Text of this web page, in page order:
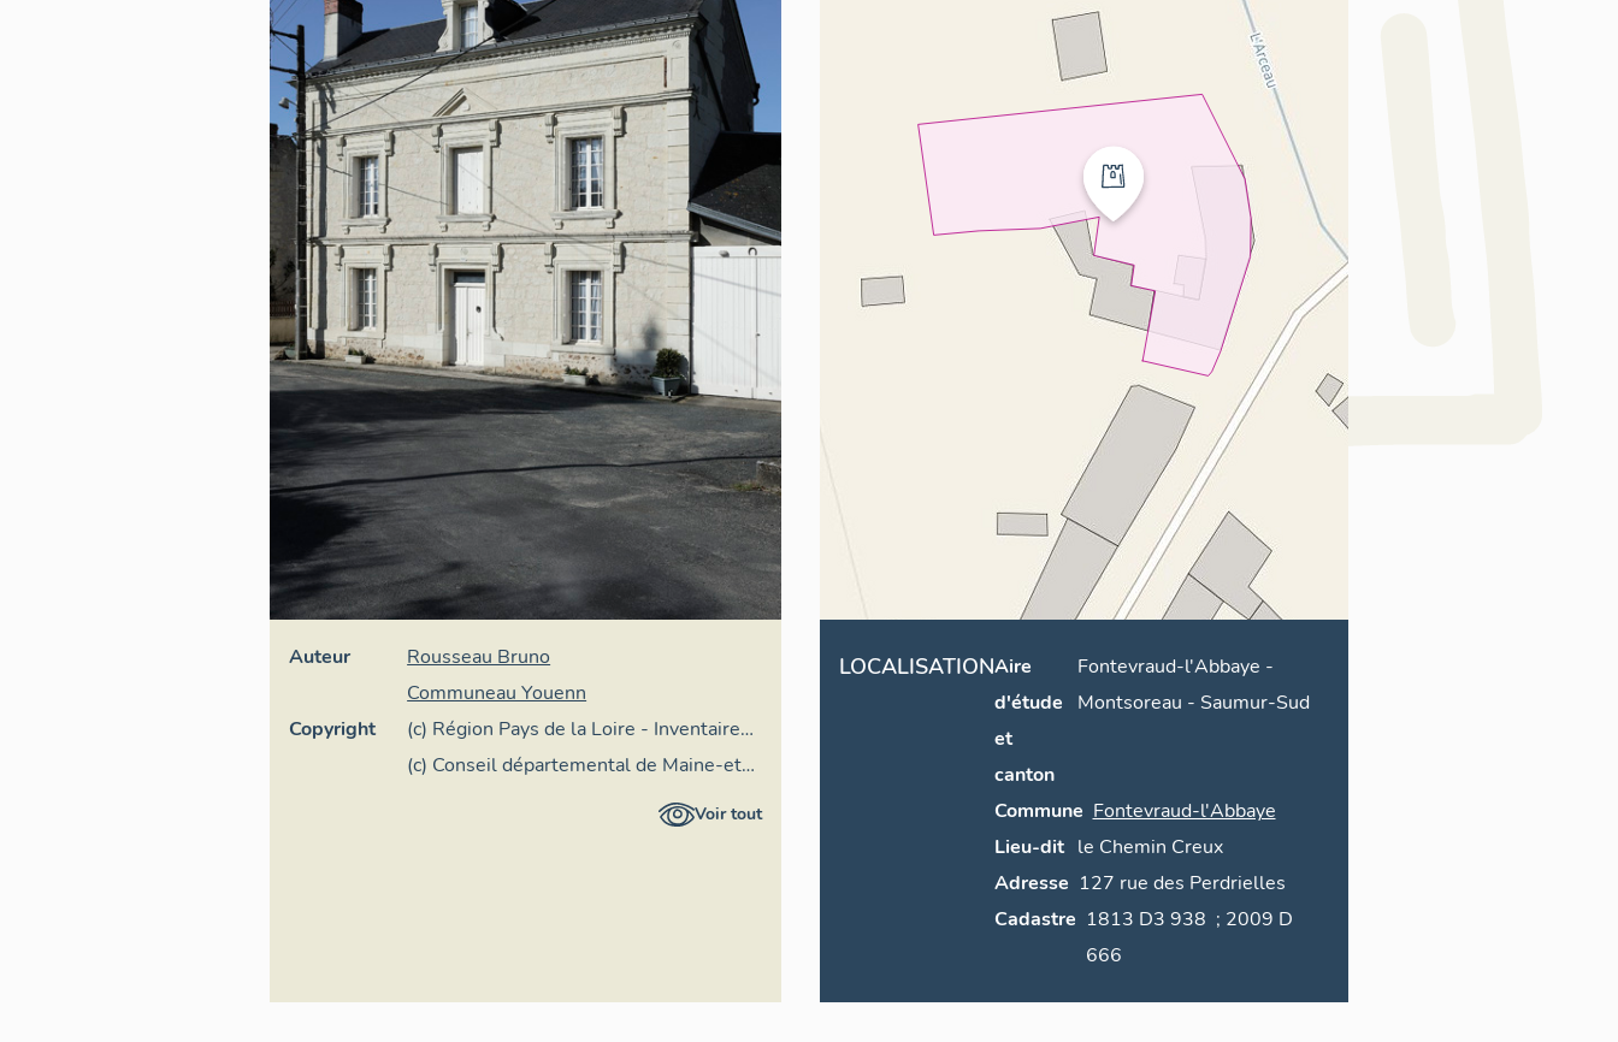
Auteur
Rousseau Bruno
Communeau Youenn
Copyright
(c) Région Pays de la Loire - Inventaire
général
(c) Conseil départemental de Maine-et-
Loire - Conservation départementale du
Voir tout
LOCALISATIONAire
d'étude
et
canton
Fontevraud-l'Abbaye -
Montsoreau - Saumur-Sud
Commune Fontevraud-l'Abbaye
Lieu-dit le Chemin Creux
Adresse 127 rue des Perdrielles
Cadastre 1813 D3 938 ; 2009 D
666